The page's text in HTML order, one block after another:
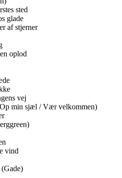
sted
glade
af stjerner
oplod
vej
min sjæl / Vær velkommen)
vind